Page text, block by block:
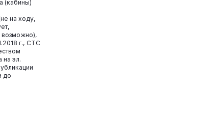
(кабины)
на ходу,
возможно),
г., СТС
на эл.
до